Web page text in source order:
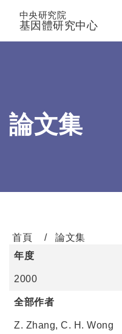
中央研究院
基因體研究中心
論文集
首頁
論文集
年度
2000
全部作者
Z. Zhang, C. H. Wong